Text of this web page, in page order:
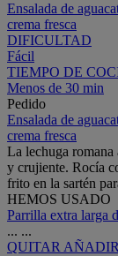
Ensalada de
crema fresca
DIFICULTAD
Fácil
TIEMPO DE
Menos de 30 min
Pedido
Ensalada de
crema fresca
La lechuga romana
y crujiente. Rocía
frito en la sartén
HEMOS USADO
Parrilla extra larga
... ...
QUITAR